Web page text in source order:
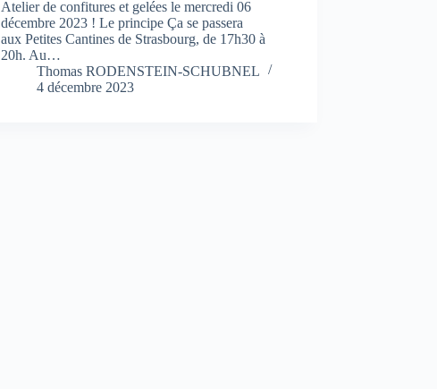
Atelier de confitures et gelées le mercredi 06
décembre 2023 ! Le principe Ça se passera
aux Petites Cantines de Strasbourg, de 17h30 à
20h. Au…
Thomas RODENSTEIN-SCHUBNEL
4 décembre 2023